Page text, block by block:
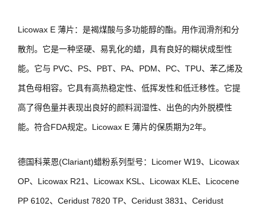
Licowax E 薄片：是褐煤酸与多功能醇的酯。用作润滑剂和分
散剂。它是一种坚硬、易乳化的蜡，具有良好的糊状成型性
能。它与 PVC、PS、PBT、PA、PDM、PC、TPU、苯乙烯及
其色母相容。它具有高热稳定性、低挥发性和低迁移性。它提
高了得色量并表现出良好的颜料润湿性、出色的内外脱模性
能。符合FDA规定。Licowax E 薄片的保质期为2年。
德国科莱恩(Clariant)蜡粉系列型号：Licomer W19、Licowax
OP、Licowax R21、Licowax KSL、Licowax KLE、Licocene
PP 6102、Ceridust 7820 TP、Ceridust 3831、Ceridust